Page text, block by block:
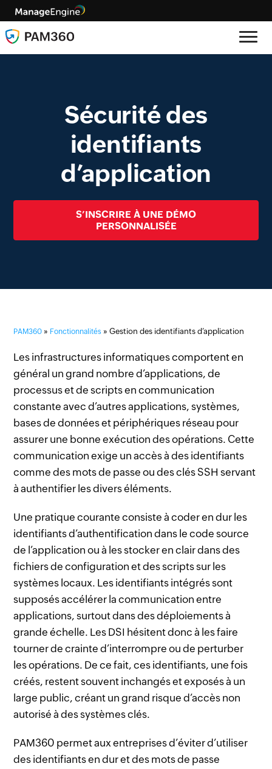
Sécurité des
identifiants
d’application
S’INSCRIRE À UNE DÉMO
PERSONNALISÉE
PAM360 » Fonctionnalités » Gestion des identifiants d’application
Les infrastructures informatiques comportent en
général un grand nombre d’applications, de
processus et de scripts en communication
constante avec d’autres applications, systèmes,
bases de données et périphériques réseau pour
assurer une bonne exécution des opérations. Cette
communication exige un accès à des identifiants
comme des mots de passe ou des clés SSH servant
à authentifier les divers éléments.
Une pratique courante consiste à coder en dur les
identifiants d’authentification dans le code source
de l’application ou à les stocker en clair dans des
fichiers de configuration et des scripts sur les
systèmes locaux. Les identifiants intégrés sont
supposés accélérer la communication entre
applications, surtout dans des déploiements à
grande échelle. Les DSI hésitent donc à les faire
tourner de crainte d’interrompre ou de perturber
les opérations. De ce fait, ces identifiants, une fois
créés, restent souvent inchangés et exposés à un
large public, créant un grand risque d’accès non
autorisé à des systèmes clés.
PAM360 permet aux entreprises d’éviter d’utiliser
des identifiants en dur et des mots de passe